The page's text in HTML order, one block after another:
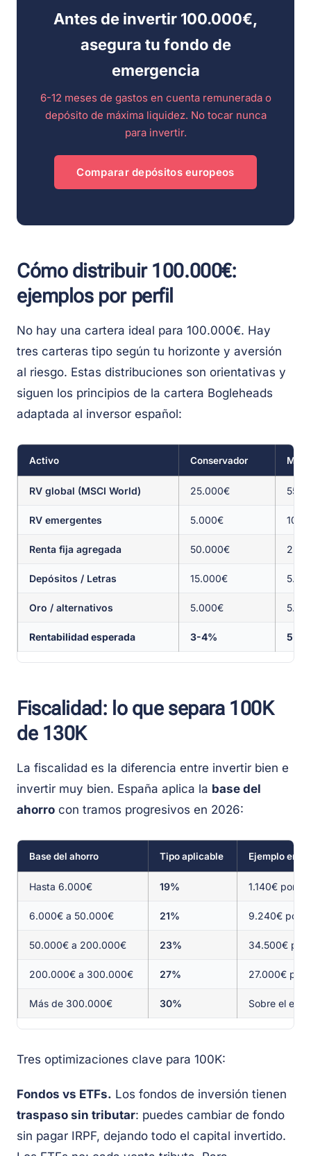
Antes de invertir 100.000€,
asegura tu fondo de
emergencia
6-12 meses de gastos en cuenta remunerada o
depósito de máxima liquidez. No tocar nunca
para invertir.
Comparar depósitos europeos
Cómo distribuir 100.000€:
ejemplos por perfil
No hay una cartera ideal para 100.000€. Hay
tres carteras tipo según tu horizonte y aversión
al riesgo. Estas distribuciones son orientativas y
siguen los principios de la cartera Bogleheads
adaptada al inversor español:
Activo Conservador
RV global (MSCI World) 25.000€
RV emergentes 5.000€
Renta fija agregada 50.000€
Depósitos / Letras 15.000€
Oro / alternativos 5.000€
Rentabilidad esperada 3-4% 5-
Fiscalidad: lo que separa 100K
de 130K
La fiscalidad es la diferencia entre invertir bien e
invertir muy bien. España aplica la base del
ahorro con tramos progresivos en 2026:
Base del ahorro Tipo aplicable Ejemplo en
Hasta 6.000€ 19% 1.140€ por
6.000€ a 50.000€ 21% 9.240€ por
50.000€ a 200.000€ 23% 34.500€ por
200.000€ a 300.000€ 27% 27.000€ por
Más de 300.000€ 30% Sobre el
Tres optimizaciones clave para 100K:
Fondos vs ETFs. Los fondos de inversión tienen
traspaso sin tributar: puedes cambiar de fondo
sin pagar IRPF, dejando todo el capital invertido.